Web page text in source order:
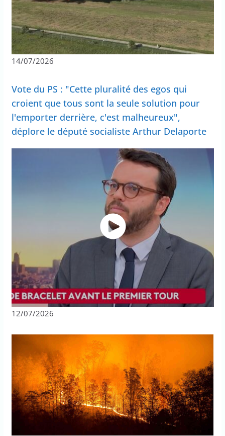
14/07/2026
Vote du PS : "Cette pluralité des egos qui
croient que tous sont la seule solution pour
l'emporter derrière, c'est malheureux",
déplore le député socialiste Arthur Delaporte
12/07/2026